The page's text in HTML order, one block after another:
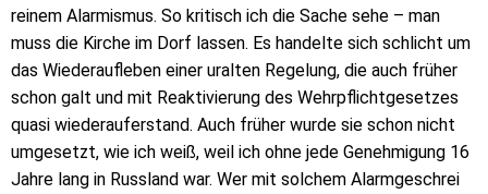
reinem Alarmismus. So kritisch ich die Sache sehe – man
muss die Kirche im Dorf lassen. Es handelte sich schlicht um
das Wiederaufleben einer uralten Regelung, die auch früher
schon galt und mit Reaktivierung des Wehrpflichtgesetzes
quasi wiederauferstand. Auch früher wurde sie schon nicht
umgesetzt, wie ich weiß, weil ich ohne jede Genehmigung 16
Jahre lang in Russland war. Wer mit solchem Alarmgeschrei